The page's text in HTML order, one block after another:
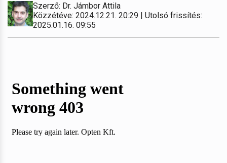
Szerző: Dr. Jámbor Attila
Közzétéve: 2024.12.21. 20:29 | Utolsó frissítés:
2025.01.16. 09:55